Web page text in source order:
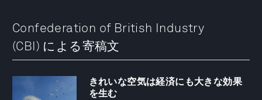
Confederation of British Industry
(CBI) による寄稿文
きれいな空気は経済にも大きな効果
を生む